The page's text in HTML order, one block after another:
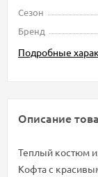
Сезон
Бренд
Подробные
Описание
Теплый костюм
Кофта с